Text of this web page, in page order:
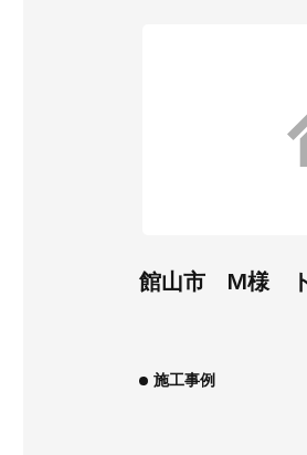
館山市 M様 ト
施工事例